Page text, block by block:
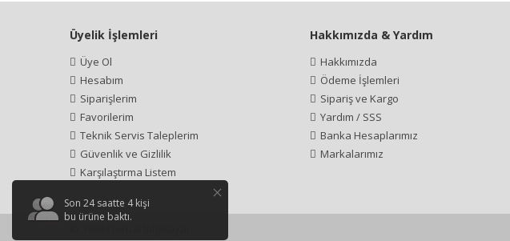
Son 24 saatte 4kişi
bu ürüne baktı.
Üyelik İşlemleri
Üye Ol
Hesabım
Siparişlerim
Favorilerim
Teknik Servis Taleplerim
Güvenlik ve Gizlilik
Karşılaştırma Listem
Hakkımızda & Yardım
Hakkımızda
Ödeme İşlemleri
Sipariş ve Kargo
Yardım / SSS
Banka Hesaplarımız
Markalarımız